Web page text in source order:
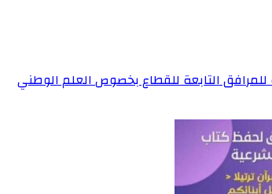
التابعة للقطاع بخصوص العلم الوطني